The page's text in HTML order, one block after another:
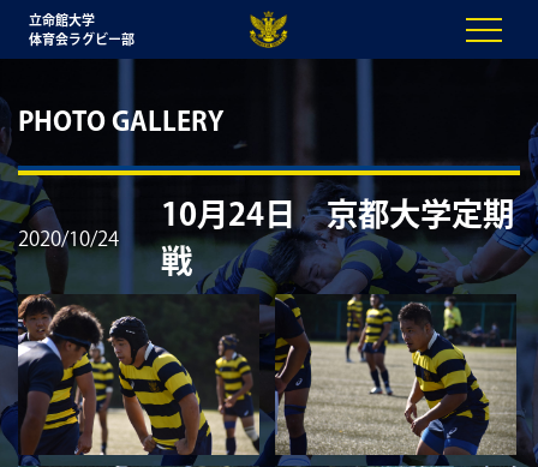
立命館大学
体育会ラグビー部
PHOTO GALLERY
2020/10/24
10月24日 京都大学定期
戦